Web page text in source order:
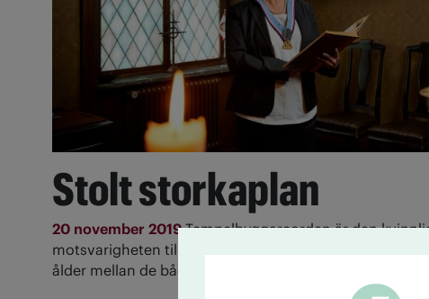
Stolt storkaplan
20 november 2019Tempelbyggareorden är den
motsvarigheten till Tempelriddareorden. Det skiljer dock
ålder mellan de båda organisationerna.